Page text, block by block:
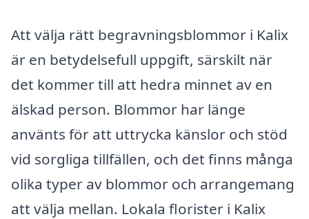
Att välja rätt begravningsblommor i Kalix
är en betydelsefull uppgift, särskilt när
det kommer till att hedra minnet av en
älskad person. Blommor har länge
använts för att uttrycka känslor och stöd
vid sorgliga tillfällen, och det finns många
olika typer av blommor och arrangemang
att välja mellan. Lokala florister i Kalix